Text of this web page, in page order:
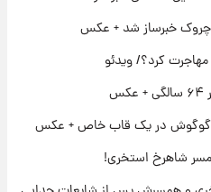
انتشار تصاویری از رهبر جدید
بستن به شیوه خاتمی/ویدیو
خبرساز شد + عکس
کرد؟/ ویدئو
گوگوش در یک قاب خاص + عکس
شاهرخ استخری!